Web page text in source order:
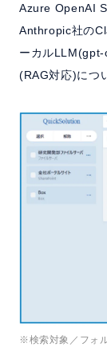
Azure OpenAI
Anthropic社の
ーカルLLM(gpt-
(RAG対応)につ
※検索対象／フォ